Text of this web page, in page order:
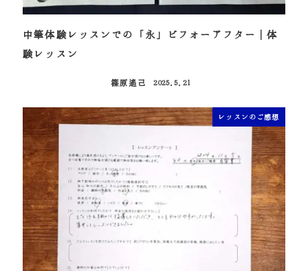
中筆体験レッスンでの「永」ビフォーアフター｜体
験レッスン
篠原遙己
2025.5.21
レッスンのご感想